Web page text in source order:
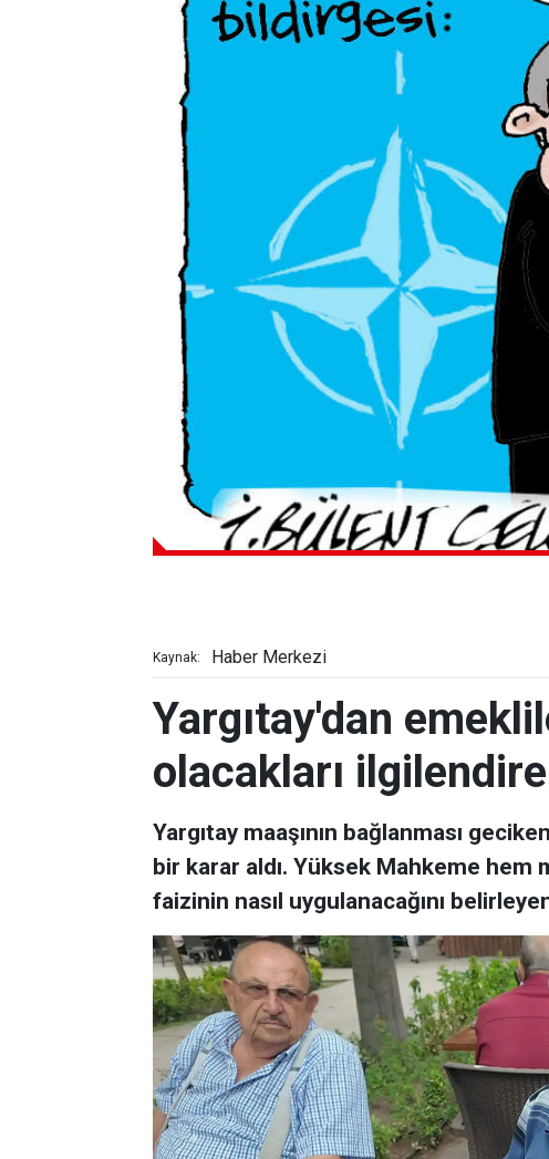
Kaynak: Haber Merkezi
Yargıtay'dan
olacakları
Yargıtay maaşının bağlanması
bir karar aldı. Yüksek Mahkeme hem
faizinin nasıl uygulanacağını